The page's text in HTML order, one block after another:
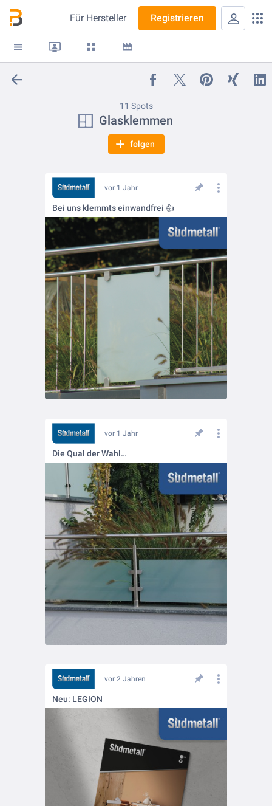
Für Hersteller Registrieren
11 Spots
Glasklemmen
folgen
vor 1 Jahr
Bei uns klemmts einwandfrei 👍
vor 1 Jahr
Die Qual der Wahl…
vor 2 Jahren
Neu: LEGION